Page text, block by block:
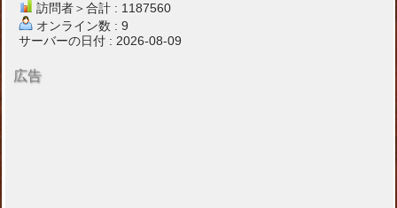
訪問者＞合計 : 1187560
オンライン数 : 9
サーバーの日付 : 2026-08-09
広告